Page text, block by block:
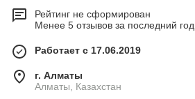
Рейтинг не сформирован
Менее 5 отзывов за последний год
Работает с 17.06.2019
г. Алматы
Алматы, Казахстан